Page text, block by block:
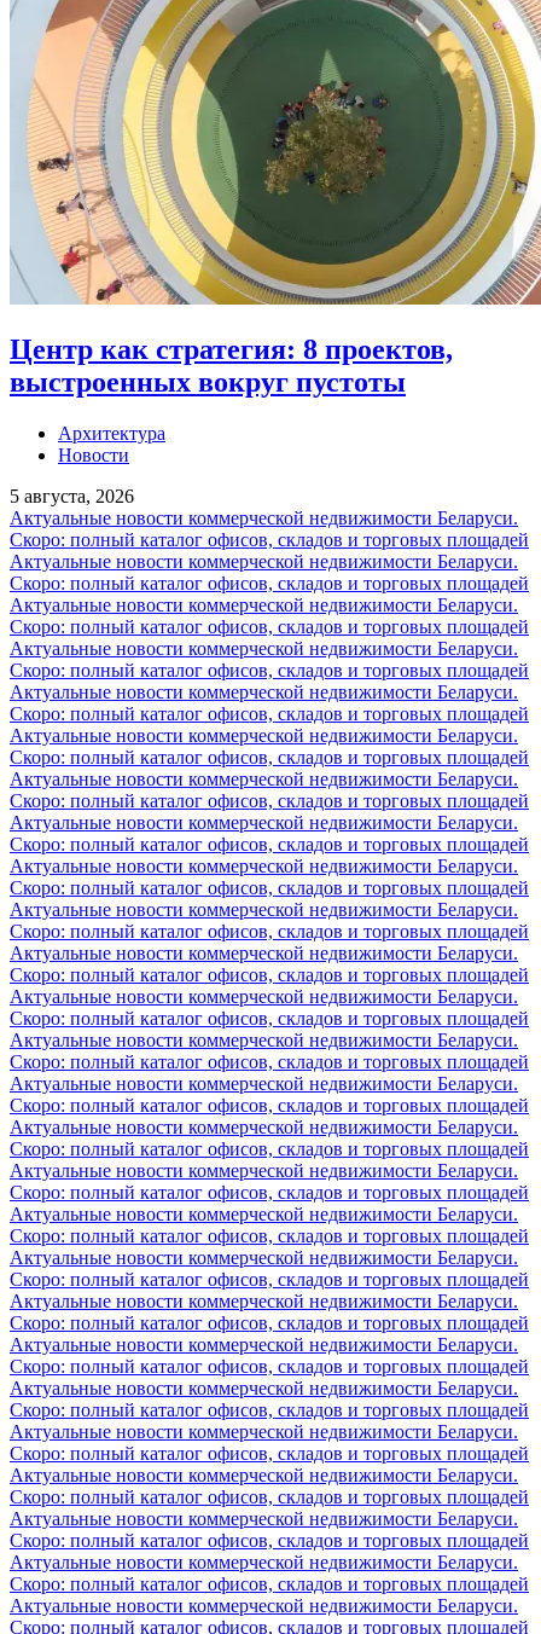
Центр как стратегия: 8 проектов,
выстроенных вокруг пустоты
Архитектура
Новости
5 августа, 2026
Актуальные новости коммерческой недвижимости Беларуси.
Скоро: полный каталог офисов, складов и торговых площадей
Актуальные новости коммерческой недвижимости Беларуси.
Скоро: полный каталог офисов, складов и торговых площадей
Актуальные новости коммерческой недвижимости Беларуси.
Скоро: полный каталог офисов, складов и торговых площадей
Актуальные новости коммерческой недвижимости Беларуси.
Скоро: полный каталог офисов, складов и торговых площадей
Актуальные новости коммерческой недвижимости Беларуси.
Скоро: полный каталог офисов, складов и торговых площадей
Актуальные новости коммерческой недвижимости Беларуси.
Скоро: полный каталог офисов, складов и торговых площадей
Актуальные новости коммерческой недвижимости Беларуси.
Скоро: полный каталог офисов, складов и торговых площадей
Актуальные новости коммерческой недвижимости Беларуси.
Скоро: полный каталог офисов, складов и торговых площадей
Актуальные новости коммерческой недвижимости Беларуси.
Скоро: полный каталог офисов, складов и торговых площадей
Актуальные новости коммерческой недвижимости Беларуси.
Скоро: полный каталог офисов, складов и торговых площадей
Актуальные новости коммерческой недвижимости Беларуси.
Скоро: полный каталог офисов, складов и торговых площадей
Актуальные новости коммерческой недвижимости Беларуси.
Скоро: полный каталог офисов, складов и торговых площадей
Актуальные новости коммерческой недвижимости Беларуси.
Скоро: полный каталог офисов, складов и торговых площадей
Актуальные новости коммерческой недвижимости Беларуси.
Скоро: полный каталог офисов, складов и торговых площадей
Актуальные новости коммерческой недвижимости Беларуси.
Скоро: полный каталог офисов, складов и торговых площадей
Актуальные новости коммерческой недвижимости Беларуси.
Скоро: полный каталог офисов, складов и торговых площадей
Актуальные новости коммерческой недвижимости Беларуси.
Скоро: полный каталог офисов, складов и торговых площадей
Актуальные новости коммерческой недвижимости Беларуси.
Скоро: полный каталог офисов, складов и торговых площадей
Актуальные новости коммерческой недвижимости Беларуси.
Скоро: полный каталог офисов, складов и торговых площадей
Актуальные новости коммерческой недвижимости Беларуси.
Скоро: полный каталог офисов, складов и торговых площадей
Актуальные новости коммерческой недвижимости Беларуси.
Скоро: полный каталог офисов, складов и торговых площадей
Актуальные новости коммерческой недвижимости Беларуси.
Скоро: полный каталог офисов, складов и торговых площадей
Актуальные новости коммерческой недвижимости Беларуси.
Скоро: полный каталог офисов, складов и торговых площадей
Актуальные новости коммерческой недвижимости Беларуси.
Скоро: полный каталог офисов, складов и торговых площадей
Актуальные новости коммерческой недвижимости Беларуси.
Скоро: полный каталог офисов, складов и торговых площадей
Актуальные новости коммерческой недвижимости Беларуси.
Скоро: полный каталог офисов, складов и торговых площадей